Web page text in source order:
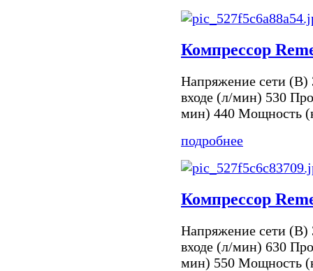
Компрессор
Напряжение сети (В)
входе (л/мин) 530
мин) 440 Мощность
подробнее
Компрессор
Напряжение сети (В)
входе (л/мин) 630
мин) 550 Мощность